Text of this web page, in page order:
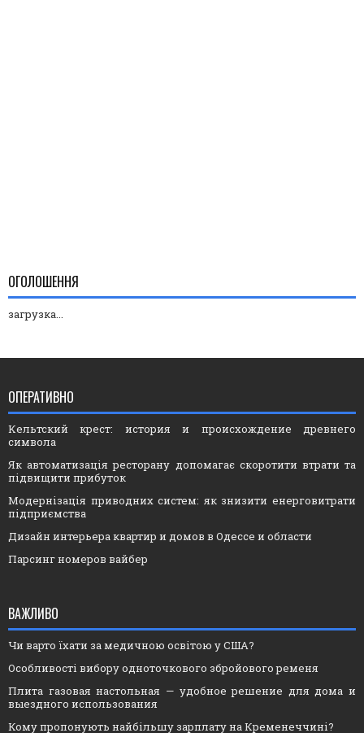
ОГОЛОШЕННЯ
загрузка...
ОПЕРАТИВНО
Кельтский крест: история и происхождение древнего
символа
Як автоматизація ресторану допомагає скоротити втрати та
підвищити прибуток
Модернізація приводних систем: як знизити енерговитрати
підприємства
Дизайн интерьера квартир и домов в Одессе и области
Парсинг номеров вайбер
ВАЖЛИВО
Чи варто їхати за медичною освітою у США?
Особливості вибору одноточкового збройового ременя
Плита газовая настольная — удобное решение для дома и
выездного использования
Кому пропонують найбільшу зарплату на Кременеччині?